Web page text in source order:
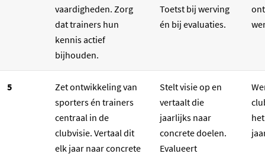
vaardigheden. Zorg
dat trainers hun
kennis actief
bijhouden.
Toetst bij werving
én bij evaluaties.
5
Zet ontwikkeling van
sporters én trainers
centraal in de
clubvisie. Vertaal dit
elk jaar naar concrete
Stelt visie op en
vertaalt die
jaarlijks naar
concrete doelen.
Evalueert